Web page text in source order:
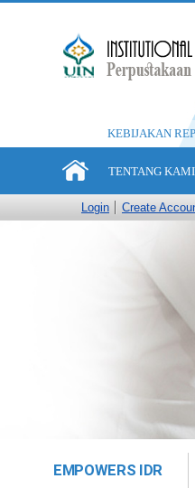
KEBIJAKAN
TENTANG KAMI
Login Create
EMPOWERS IDR